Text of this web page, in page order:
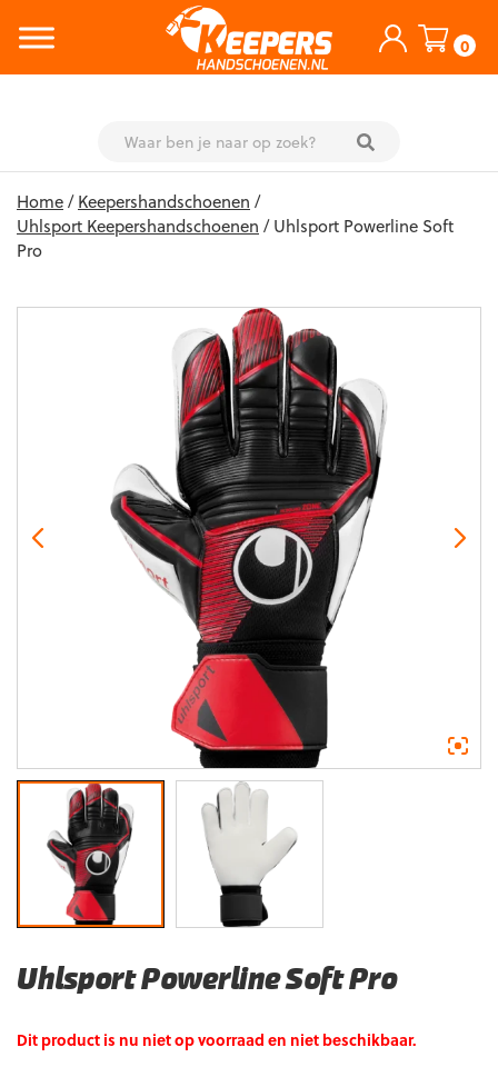
0
content
Home/Keepershandschoenen /
Uhlsport Keepershandschoenen / Uhlsport Powerline Soft
Pro
Uhlsport Powerline Soft Pro
Dit product is nu niet op voorraad en niet beschikbaar.